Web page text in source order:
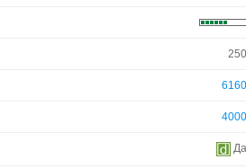
250
6160
4000
Да